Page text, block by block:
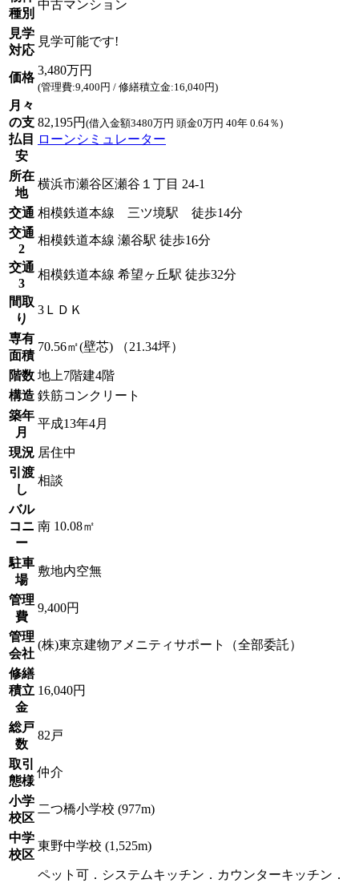
種別
中古マンション
見学
対応
見学可能です!
価格
3,480万円
(管理費:9,400円 / 修繕積立金:16,040円)
月々
の支
払目
安
82,195円 (借入金額3480万円 頭金0万円 40年 0.64％)
ローンシミュレーター
所在
地
横浜市瀬谷区瀬谷１丁目 24-1
交通 相模鉄道本線 三ツ境駅 徒歩14分
交通
2
相模鉄道本線 瀬谷駅 徒歩16分
交通
3
相模鉄道本線 希望ヶ丘駅 徒歩32分
間取
り
3ＬＤＫ
専有
面積
70.56㎡(壁芯) （21.34坪）
階数 地上7階建4階
構造 鉄筋コンクリート
築年
月
平成13年4月
現況 居住中
引渡
し
相談
バル
コニ
ー
南 10.08㎡
駐車
場
敷地内空無
管理
費
9,400円
管理
会社
(株)東京建物アメニティサポート（全部委託）
修繕
積立
金
16,040円
総戸
数
82戸
取引
態様
仲介
小学
校区
二つ橋小学校 (977m)
中学
校区
東野中学校 (1,525m)
ペット可．システムキッチン．カウンターキッチン．